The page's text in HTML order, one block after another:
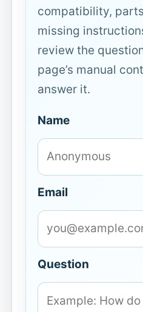
compatibility,
missing
review the
page’s manual
answer it.
Name
Email
Question